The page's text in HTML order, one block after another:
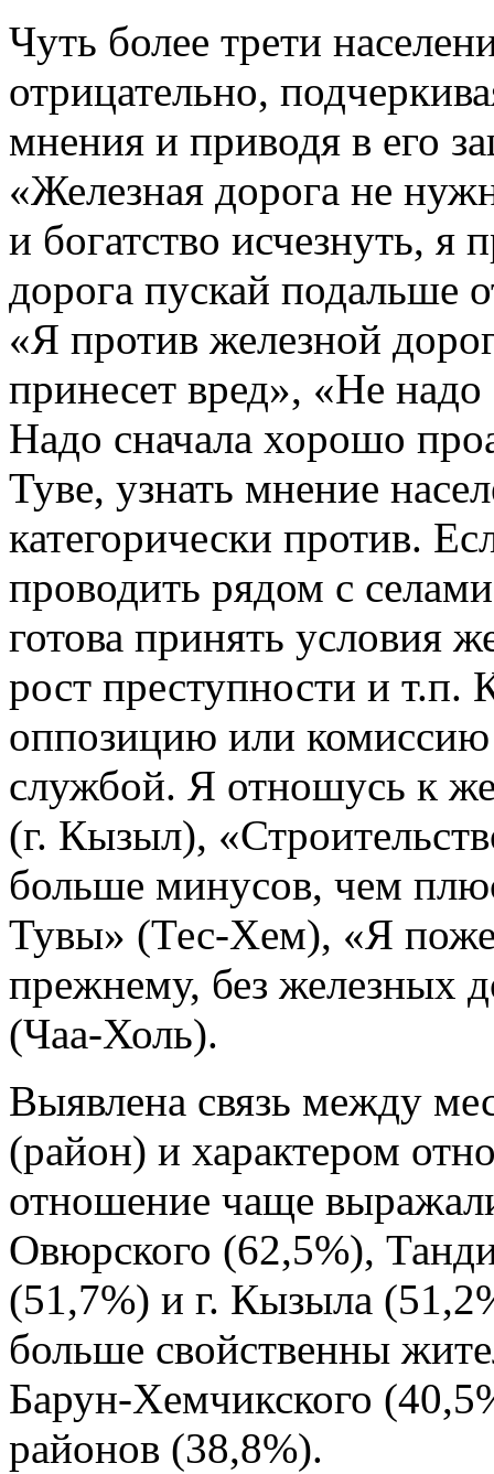
Чуть более трети
отрицательно,
мнения и приводя в его
«Железная дорога не
и богатство исчезнуть,
дорога пускай подальше
«Я против железной
принесет вред», «Не
Надо сначала хорошо
Туве, узнать мнение
категорически против.
проводить рядом с
готова принять условия
рост преступности и т.п.
оппозицию или
службой. Я отношусь к
(г. Кызыл),
больше минусов, чем
Тувы» (Тес-Хем), «Я
прежнему, без железных
(Чаа-Холь).
Выявлена связь между
(район) и характером
отношение чаще
Овюрского (62,5%),
(51,7%) и г. Кызыла
больше свойственны
Барун-Хемчикского
районов (38,8%).